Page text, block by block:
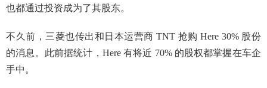
也都通过投资成为了其股东。
不久前，三菱也传出和日本运营商 TNT 抢购 Here 30% 股份
的消息。此前据统计，Here 有将近 70% 的股权都掌握在车企
手中。